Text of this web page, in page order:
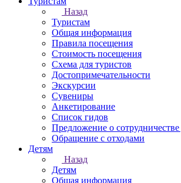
Назад
Туристам
Общая информация
Правила посещения
Стоимость посещения
Схема для туристов
Достопримечательности
Экскурсии
Сувениры
Анкетирование
Список гидов
Предложение о сотрудничестве
Обращение с отходами
Детям
Назад
Детям
Общая информация